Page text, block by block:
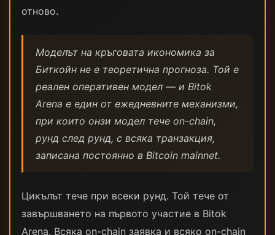
отново.
Моделът на кръговата икономика за
Биткойн не е теоретична прогноза. Той е
реален оперативен модел — и Bitok
Arena е един от ежедневните механизми,
при които онзи модел тече on-chain,
рунд след рунд, с всяка транзакция,
записана постоянно в Bitcoin mainnet.
Цикълът тече при всеки рунд. Той тече от
завършването на първото участие в Bitok
Arena. Всяка on-chain заявка и всяко on-chain